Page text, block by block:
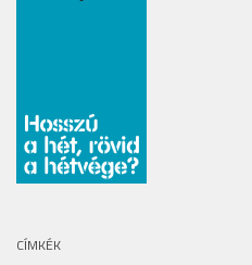
CÍMKÉK